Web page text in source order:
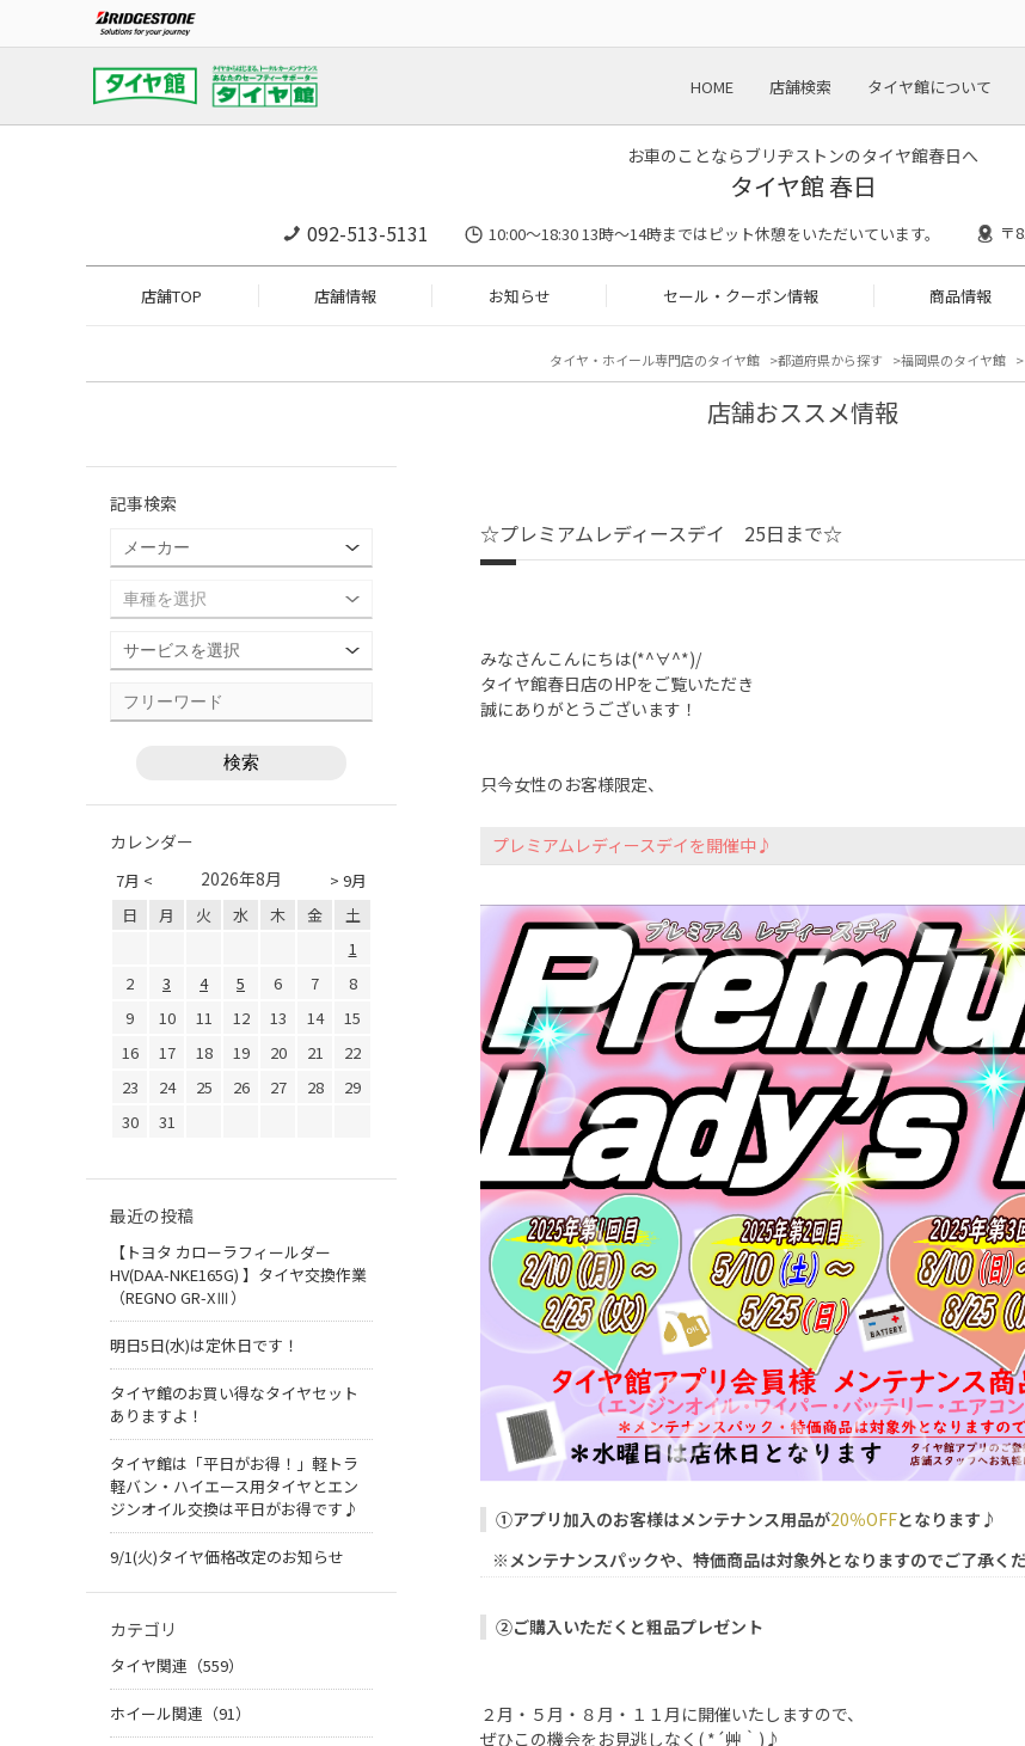
HOME 店舗検索 タイヤ館について
お車のことならブリヂストンのタイヤ館春日へ
タイヤ館 春日
092-513-5131 10:00～18:30 13時〜14時まではピット休憩をいただいています。 〒
店舗TOP 店舗情報 お知らせ セール・クーポン情報 商品情報
タイヤ・ホイール専門店のタイヤ館 都道府県から探す 福岡県のタイヤ館
店舗おススメ情報
☆プレミアムレディースデイ 25日まで☆
みなさんこんにちは(*^∀^*)/
タイヤ館春日店のHPをご覧いただき
誠にありがとうございます！
只今女性のお客様限定、
プレミアムレディースデイを開催中♪
①アプリ加入のお客様はメンテナンス用品が20％OFFとなります♪
※メンテナンスパックや、特価商品は対象外となりますのでご了承く
②ご購入いただくと粗品プレゼント
２月・５月・８月・１１月に開催いたしますので、
ぜひこの機会をお見逃しなく( *´艸｀)♪
記事検索
カレンダー
7月 < > 9月
2026年8月
日 月 火 水 木 金
土
1
2
3 4 5 6 7
8
9
10 11 12 13 14
15
16
17 18 19 20 21
22
23
24 25 26 27 28
29
30
31
最近の投稿
【トヨタ カローラフィールダー
HV(DAA-NKE165G) 】タイヤ交換作業
（REGNO GR-XⅢ）
明日5日(水)は定休日です！
タイヤ館のお買い得なタイヤセット
ありますよ！
タイヤ館は「平日がお得！」軽トラ
軽バン・ハイエース用タイヤとエン
ジンオイル交換は平日がお得です♪
9/1(火)タイヤ価格改定のお知らせ
カテゴリ
タイヤ関連（559）
ホイール関連（91）